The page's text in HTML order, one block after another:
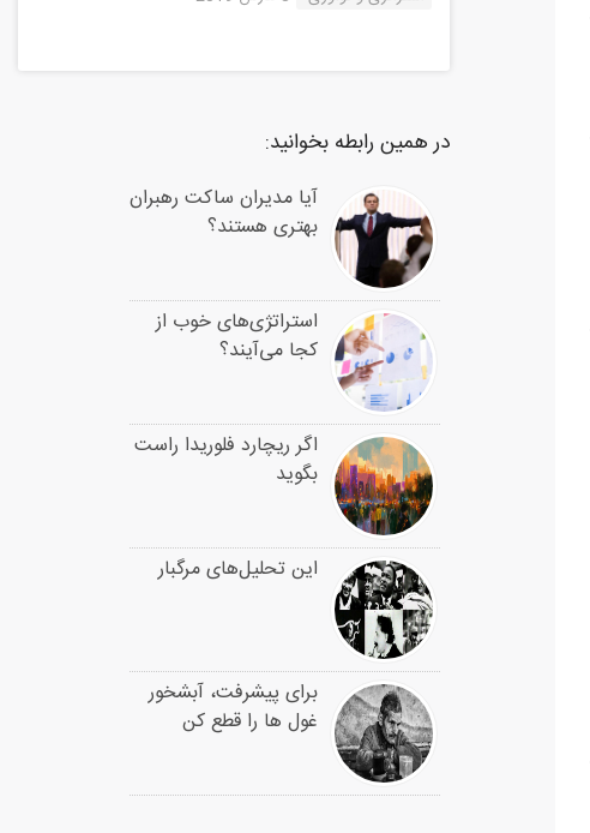
در همین رابطه بخوانید:
آیا مدیران ساکت رهبران
بهتری هستند؟
استراتژی‌های خوب از
کجا می‌آیند؟
اگر ریچارد فلوریدا راست
بگوید
این تحلیل‌های مرگبار
برای پیشرفت، آبشخور
غول ها را قطع کن